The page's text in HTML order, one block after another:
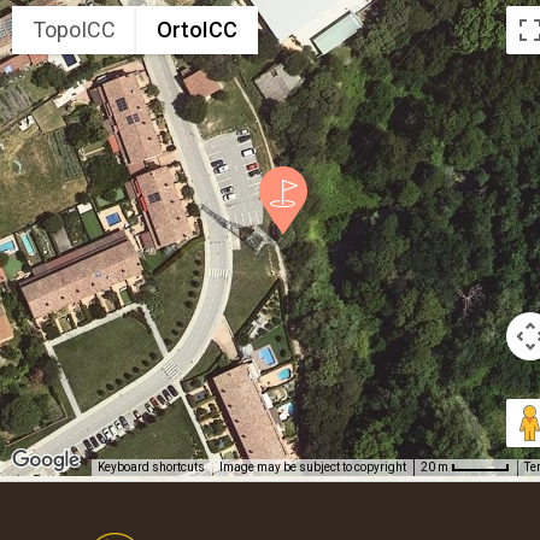
TopoICC OrtoICC
Keyboard shortcuts Image may be subject to copyright 20 m